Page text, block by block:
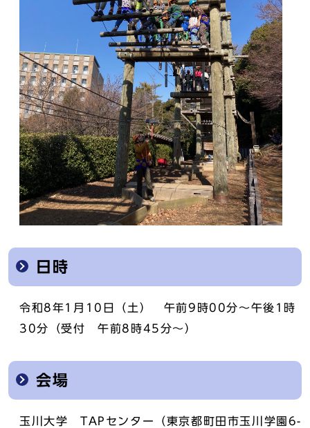
日時
令和8年1月10日（土） 午前9時00分～午後1時
30分（受付 午前8時45分～）
会場
玉川大学 TAPセンター（東京都町田市玉川学園6-